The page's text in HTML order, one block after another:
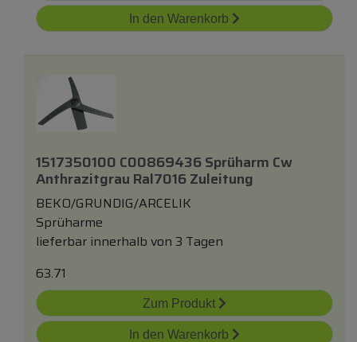
In den Warenkorb
1517350100 C00869436 Sprüharm Cw
Anthrazitgrau Ral7016 Zuleitung
BEKO/GRUNDIG/ARCELIK
Sprüharme
lieferbar innerhalb von 3 Tagen
63.71
Zum Produkt
In den Warenkorb